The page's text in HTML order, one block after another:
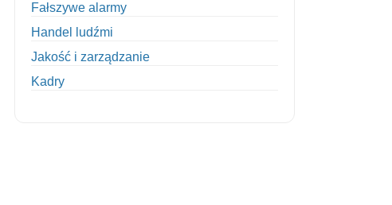
Fałszywe alarmy
Handel ludźmi
Jakość i zarządzanie
Kadry